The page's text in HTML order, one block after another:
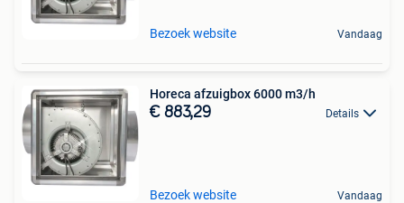
Bezoek website Vandaag
Horeca afzuigbox 6000 m3/h
€ 883,29 Details
Bezoek website Vandaag